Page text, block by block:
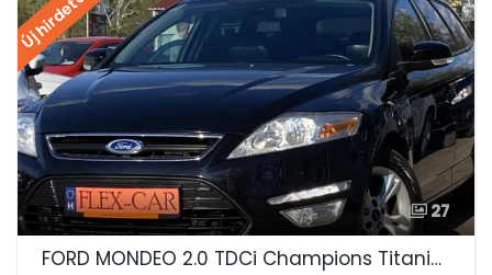
Új hirdetés
27
FORD MONDEO 2.0 TDCi Champions Titanium NAVI-MEMÓRIÁS FŰTHETŐ FÉLBŐR ÜLÉS-SZERVIZKÖNYV!